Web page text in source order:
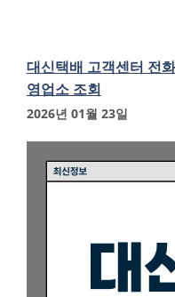
대신택배 고객센터 전
영업소 조회
2026년 01월 23일